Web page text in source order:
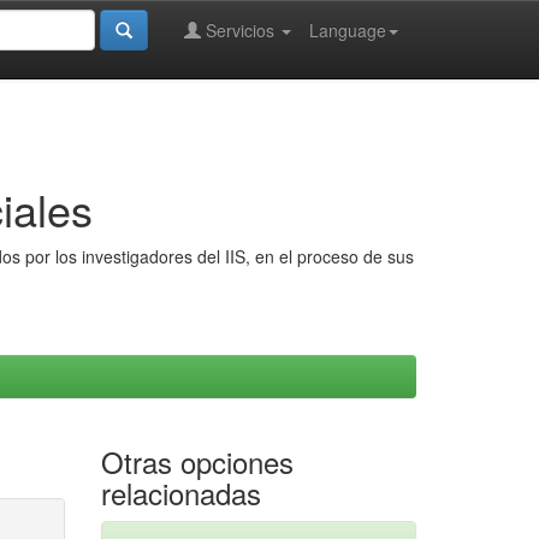
Language
Servicios
por los investigadores del IIS, en el proceso de sus
Otras opciones
relacionadas